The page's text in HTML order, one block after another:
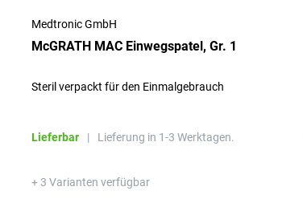
Medtronic GmbH
McGRATH MAC Einwegspatel, Gr. 1
Steril verpackt für den Einmalgebrauch
Lieferbar | Lieferung in 1-3 Werktagen.
+ 3 Varianten verfügbar